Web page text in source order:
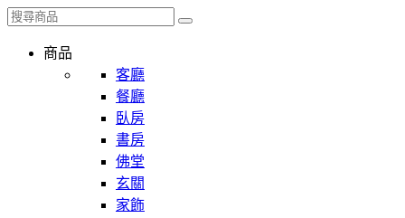
商品
客廳
餐廳
臥房
書房
佛堂
玄關
家飾